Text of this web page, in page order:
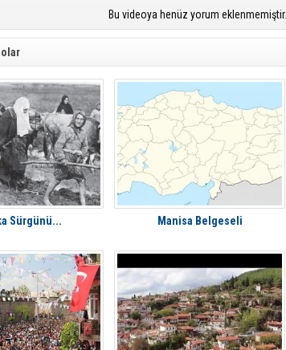
Bu videoya henüz yorum eklenmemiştir.
Sürgünü... Manisa Belgeseli